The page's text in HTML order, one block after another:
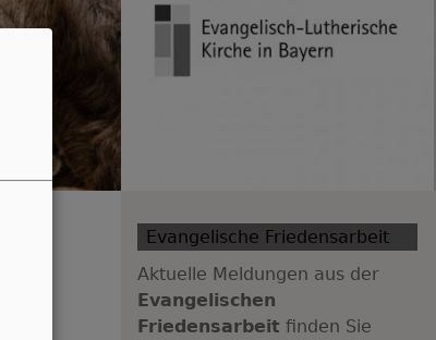
Evangelische Friedensarbeit
Aktuelle Meldungen aus der
Evangelischen
Friedensarbeit finden Sie